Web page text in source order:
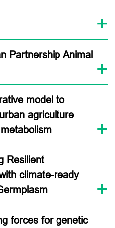
Partnership Animal
model to
agriculture
Resilient
climate-ready
forces for genetic